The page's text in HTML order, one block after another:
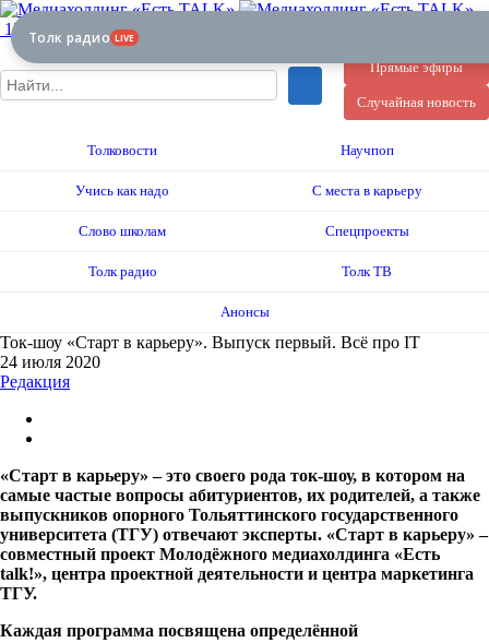
12+
Прямые эфиры
Случайная новость
Толковости Научпоп
Учись как надо С места в карьеру
Слово школам Спецпроекты
Толк радио Толк ТВ
Анонсы
Ток-шоу «Старт в карьеру». Выпуск первый. Всё про IT
24 июля 2020
Редакция
«Старт в карьеру» – это своего рода ток-шоу, в котором на
самые частые вопросы абитуриентов, их родителей, а также
выпускников опорного Тольяттинского государственного
университета (ТГУ) отвечают эксперты. «Старт в карьеру» –
совместный проект Молодёжного медиахолдинга «Есть
talk!», центра проектной деятельности и центра маркетинга
ТГУ.
Каждая программа посвящена определённой
Толк радио LIVE